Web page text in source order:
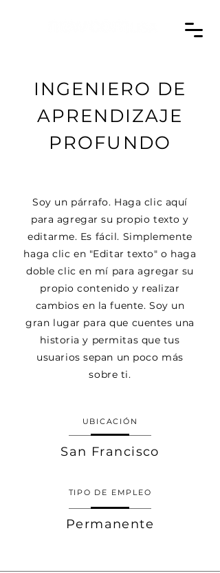
INGENIERO DE
APRENDIZAJE
PROFUNDO
Soy un párrafo. Haga clic aquí
para agregar su propio texto y
editarme. Es fácil. Simplemente
haga clic en "Editar texto" o haga
doble clic en mí para agregar su
propio contenido y realizar
cambios en la fuente. Soy un
gran lugar para que cuentes una
historia y permitas que tus
usuarios sepan un poco más
sobre ti.
UBICACIÓN
San Francisco
TIPO DE EMPLEO
Permanente